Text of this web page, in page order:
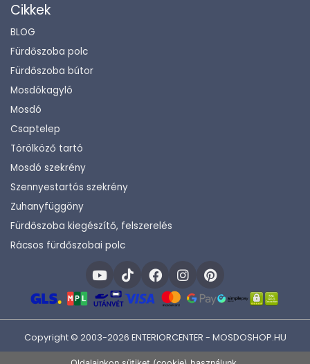
Cikkek
BLOG
Fürdőszoba polc
Fürdőszoba bútor
Mosdókagyló
Mosdó
Csaptelep
Törölköző tartó
Mosdó szekrény
Szennyestartós szekrény
Zuhanyfüggöny
Fürdőszoba kiegészítő, felszerelés
Rácsos fürdőszobai polc
Copyright © 2003-2026 ENTERIORCENTER - MOSDOSHOP.HU